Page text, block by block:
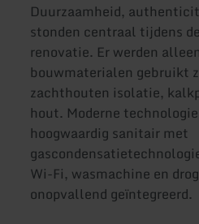
Duurzaamheid,
stonden centraal tijdens
renovatie. Er werden
bouwmaterialen gebruikt
zachthouten isolatie,
hout. Moderne
hoogwaardig sanitair met
Wi-Fi, wasmachine en
onopvallend geïntegreerd.